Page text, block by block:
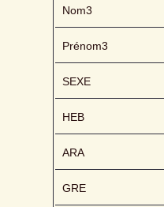
Nom3
Prénom3
SEXE
HEB
ARA
GRE